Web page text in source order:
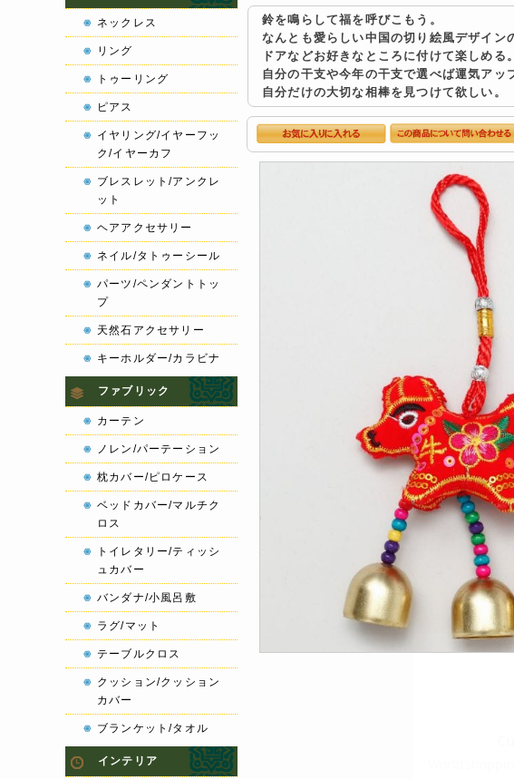
鈴を鳴らして福を呼びこもう。
なんとも愛らしい中国の切り絵風デザイン
ドアなどお好きなところに付けて楽しめる。
自分の干支や今年の干支で選べば運気アッ
自分だけの大切な相棒を見つけて欲しい。
ネックレス
リング
トゥーリング
ピアス
イヤリング/イヤーフッ
ク/イヤーカフ
ブレスレット/アンクレ
ット
ヘアアクセサリー
ネイル/タトゥーシール
パーツ/ペンダントトッ
プ
天然石アクセサリー
キーホルダー/カラビナ
ファブリック
カーテン
ノレン/パーテーション
枕カバー/ピロケース
ベッドカバー/マルチク
ロス
トイレタリー/ティッシ
ュカバー
バンダナ/小風呂敷
ラグ/マット
テーブルクロス
クッション/クッション
カバー
ブランケット/タオル
インテリア